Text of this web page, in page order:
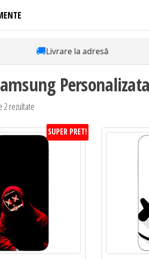
🚚Livrare la adresă
2 rezultate
SUPER PRET!